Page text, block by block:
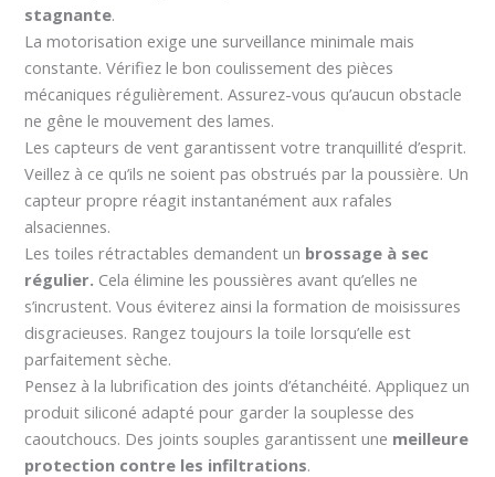
stagnante.
La motorisation exige une surveillance minimale mais
constante. Vérifiez le bon coulissement des pièces
mécaniques régulièrement. Assurez-vous qu’aucun obstacle
ne gêne le mouvement des lames.
Les capteurs de vent garantissent votre tranquillité d’esprit.
Veillez à ce qu’ils ne soient pas obstrués par la poussière. Un
capteur propre réagit instantanément aux rafales
alsaciennes.
Les toiles rétractables demandent un brossage à sec
régulier. Cela élimine les poussières avant qu’elles ne
s’incrustent. Vous éviterez ainsi la formation de moisissures
disgracieuses. Rangez toujours la toile lorsqu’elle est
parfaitement sèche.
Pensez à la lubrification des joints d’étanchéité. Appliquez un
produit siliconé adapté pour garder la souplesse des
caoutchoucs. Des joints souples garantissent une meilleure
protection contre les infiltrations.